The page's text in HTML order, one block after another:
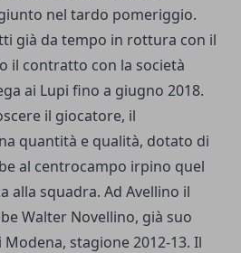
nel tardo pomeriggio.
già da tempo in rottura con il
il contratto con la società
ai Lupi fino a giugno 2018.
il giocatore, il
quantità e qualità, dotato di
al centrocampo irpino quel
alla squadra. Ad Avellino il
Walter Novellino, già suo
stagione 2012-13. Il